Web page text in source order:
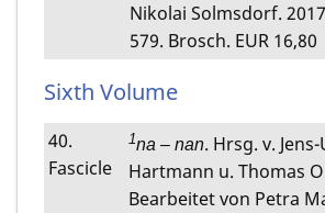
Nikolai Solmsdorf.
579. Brosch. EUR 16,80
Sixth Volume
40.
Fascicle
1na – nan. Hrsg. v.
Hartmann u. Thomas
Bearbeitet von Petra